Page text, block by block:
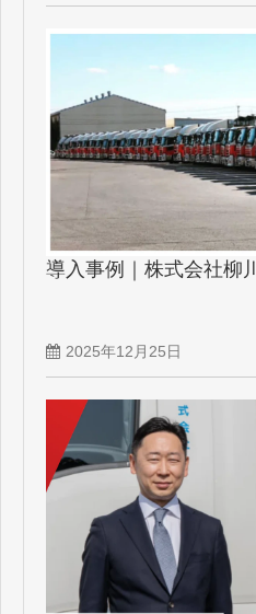
導入事例｜株式会社柳
2025年12月25日